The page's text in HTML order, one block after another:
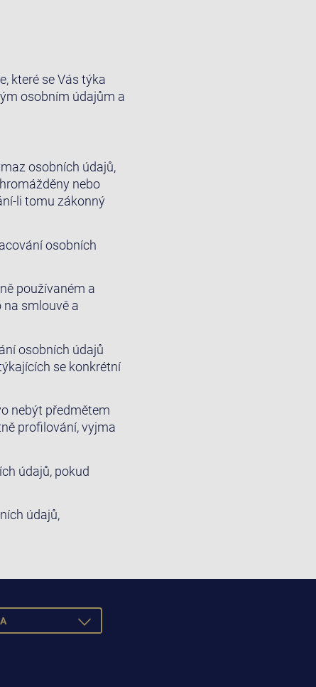
které se Vás týka
osobním údajům a
osobních údajů,
nebo
li tomu zákonný
osobních
používaném a
na smlouvě a
osobních údajů
se konkrétní
nebýt předmětem
profilování, vyjma
údajů, pokud
údajů,
TOGGLE
DROPDOWN